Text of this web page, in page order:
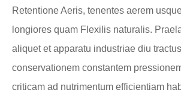
Retentione Aeris, tenentes aerem
longiores quam Flexilis naturalis.
aliquet et apparatu industriae diu
conservationem constantem
criticam ad nutrimentum efficientiam